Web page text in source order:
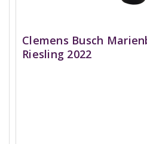
Clemens Busch
Riesling 2022